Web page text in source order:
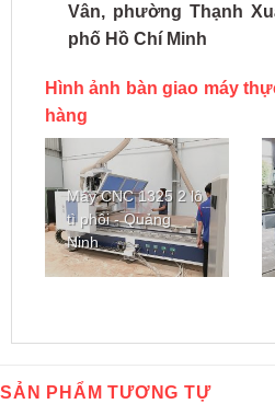
Vân, phường Thạnh
phố Hồ Chí Minh
Hình ảnh bàn giao máy
hàng
Máy CNC 1325 2 lô
tì phôi - Quảng
Ninh
SẢN PHẨM TƯƠNG TỰ